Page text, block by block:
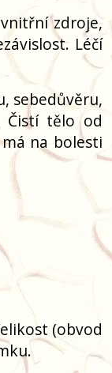
zdroje,
Léčí
sebedůvěru,
Čistí tělo od
na bolesti
(obvod